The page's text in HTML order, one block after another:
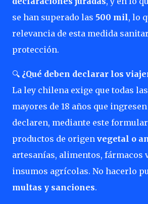
se han superado las 500 mil, lo
relevancia de esta medida
protección.
🔍 ¿Qué deben declarar los
La ley chilena exige que todas
mayores de 18 años que
declaren, mediante este
productos de origen vegetal o
artesanías, alimentos, fármacos
insumos agrícolas. No hacerlo
multas y sanciones.